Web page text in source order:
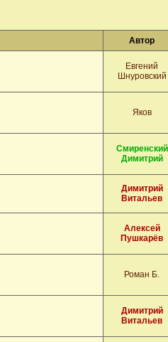
Автор
Евгений
Шнуровский
Яков
Смиренский
Димитрий
Димитрий
Витальев
Алексей
Пушкарёв
Роман Б.
Димитрий
Витальев